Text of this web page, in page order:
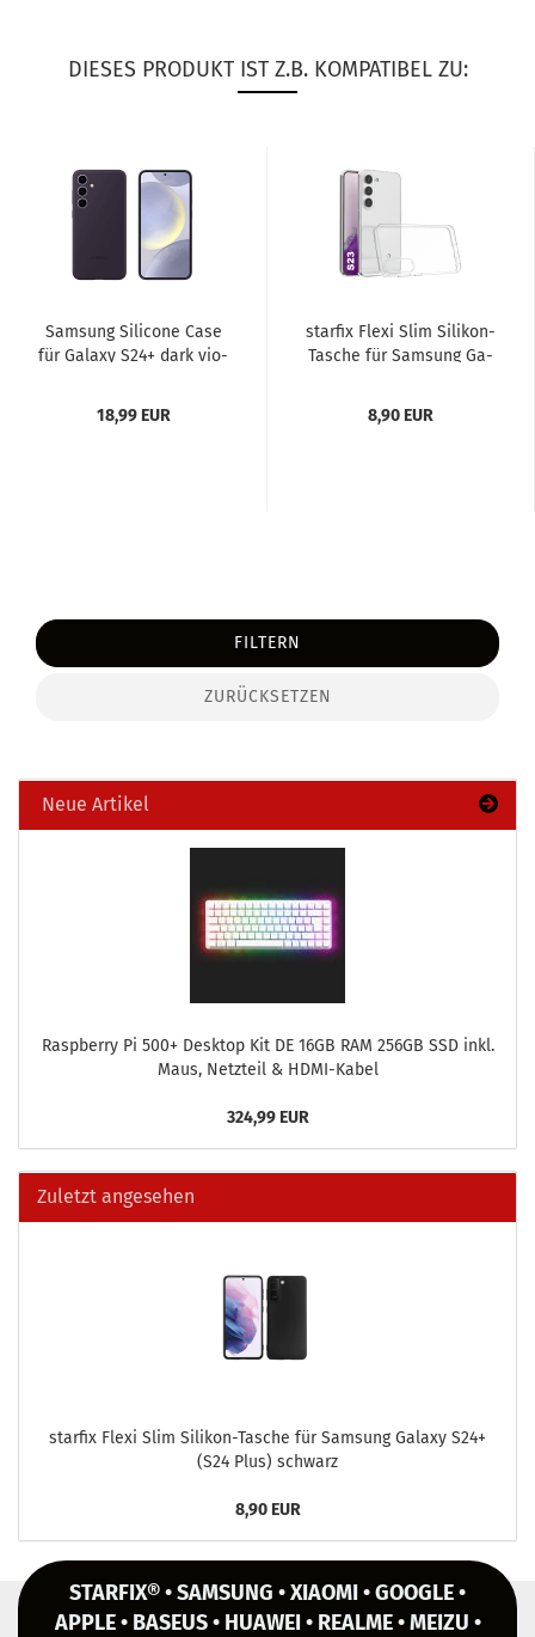
DIESES PRODUKT IST Z.B. KOMPATIBEL ZU:
Sam­sung Si­li­co­ne Case
für Ga­la­xy S24+ dark vio­
18,99 EUR
star­fix Flexi Slim Silikon-​​
Ta­sche für Sam­sung Ga­
8,90 EUR
FILTERN
ZURÜCKSETZEN
Neue Artikel
Raspber­ry Pi 500+ Desk­top Kit DE 16GB RAM 256GB SSD inkl.
Maus, Netz­teil & HDMI-​Kabel
324,99 EUR
Zuletzt angesehen
star­fix Flexi Slim Silikon-​Tasche für Sam­sung Ga­la­xy S24+
(S24 Plus) schwarz
8,90 EUR
STARFIX® • SAMSUNG • XIAOMI • GOOGLE •
APPLE • BASEUS • HUAWEI • REALME • MEIZU •